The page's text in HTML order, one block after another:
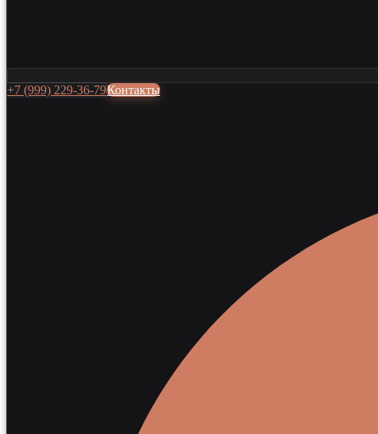
+7 (999) 229-36-79Контакты